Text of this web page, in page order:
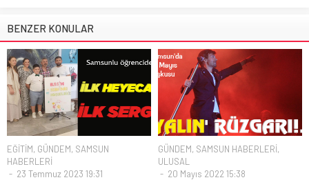
BENZER KONULAR
EĞİTİM, GÜNDEM, SAMSUN
HABERLERİ
23 Temmuz 2023 19:31
GÜNDEM, SAMSUN HABERLERİ,
ULUSAL
20 Mayıs 2022 15:38